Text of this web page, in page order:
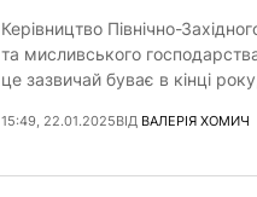
Керівництво Північно-
та мисливського
це зазвичай буває в кінці
15:49, 22.01.2025ВІД ВАЛЕРІЯ ХОМИЧ